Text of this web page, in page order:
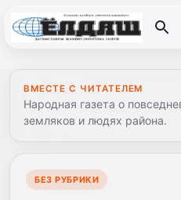
ВМЕСТЕ С ЧИТАТЕЛЕМ
Народная газета о
земляков и людях района.
БЕЗ РУБРИКИ